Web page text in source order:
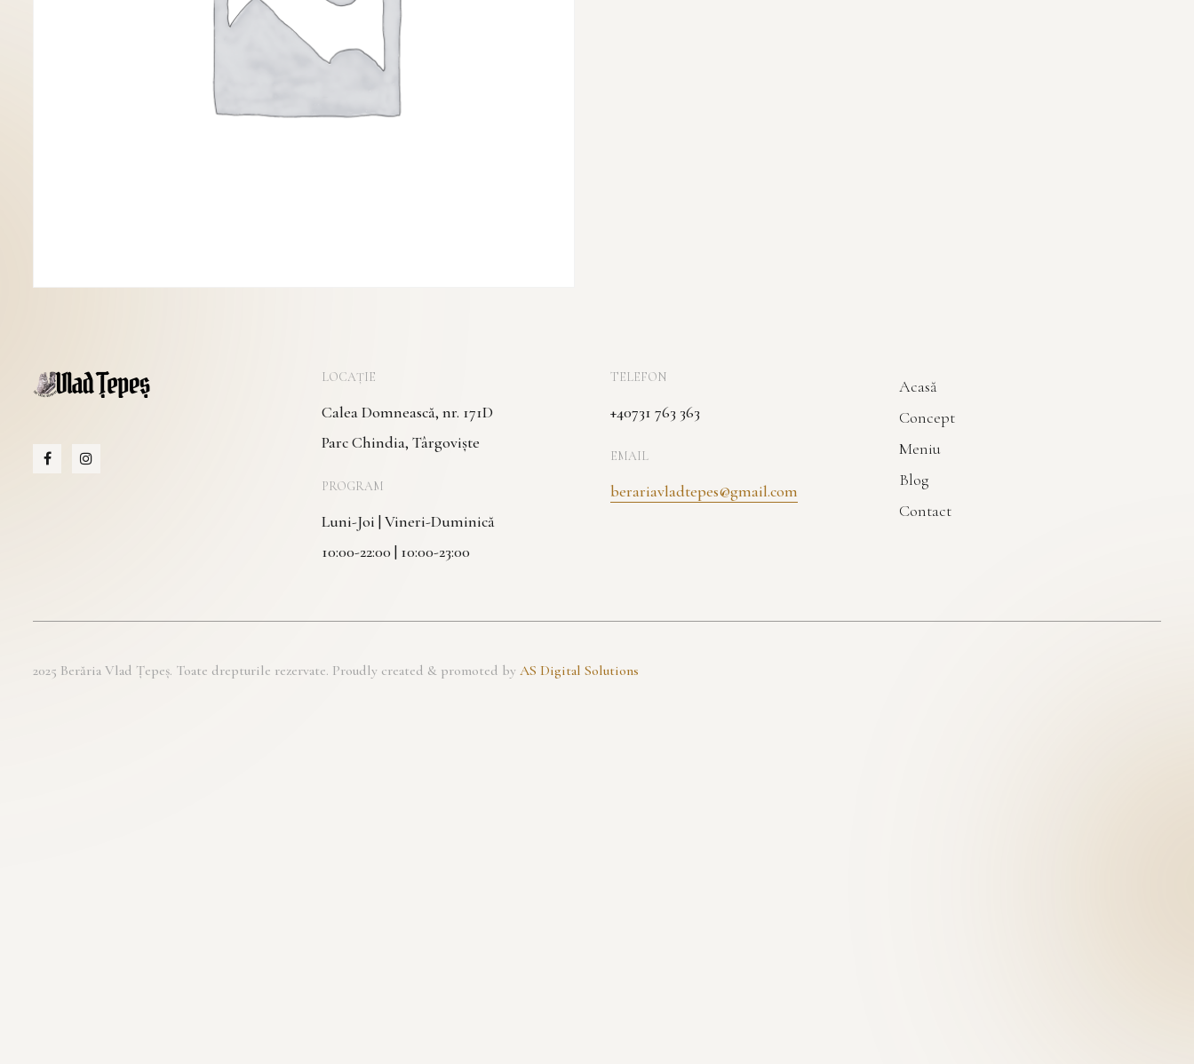
LOCAȚIE
Calea Domnească, nr. 171D
Parc Chindia, Târgoviște
PROGRAM
Luni-Joi | Vineri-Duminică
10:00-22:00 | 10:00-23:00
TELEFON
+40731 763 363
EMAIL
berariavladtepes@gmail.com
Acasă
Concept
Meniu
Blog
Contact
2025 Berăria Vlad Țepeș. Toate drepturile rezervate. Proudly created & promoted by AS Digital Solutions